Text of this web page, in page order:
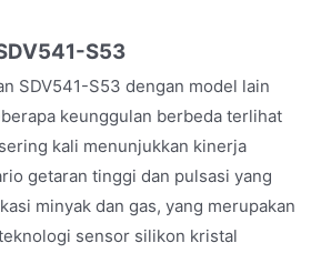
S53
SDV541-S53 dengan model lain
keunggulan berbeda terlihat
kali menunjukkan kinerja
getaran tinggi dan pulsasi yang
minyak dan gas, yang merupakan
sensor silikon kristal